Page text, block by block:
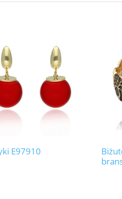
E97910